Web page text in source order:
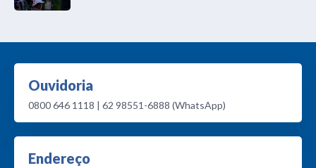
Ouvidoria
0800 646 1118 | 62 98551-6888 (WhatsApp)
Endereço